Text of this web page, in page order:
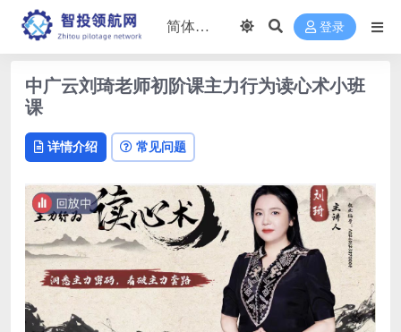
登录
中广云刘琦老师初阶课主力行为读心术小班
课
详情介绍 常见问题